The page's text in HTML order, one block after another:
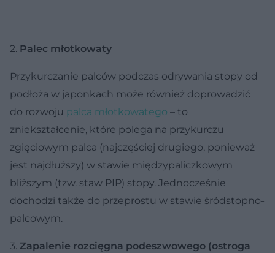
2. Palec młotkowaty
Przykurczanie palców podczas odrywania stopy od
podłoża w japonkach może również doprowadzić
do rozwoju palca młotkowatego – to
zniekształcenie, które polega na przykurczu
zgięciowym palca (najczęściej drugiego, ponieważ
jest najdłuższy) w stawie międzypaliczkowym
bliższym (tzw. staw PIP) stopy. Jednocześnie
dochodzi także do przeprostu w stawie śródstopno-
palcowym.
3. Zapalenie rozcięgna podeszwowego (ostroga